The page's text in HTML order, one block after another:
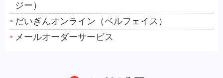
ジー）
だいぎんオンライン（ベルフェイス）
メールオーダーサービス